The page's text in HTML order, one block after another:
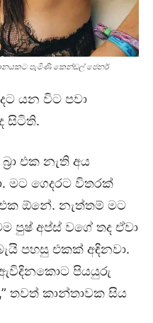
පැමිණි කෙන්ඩල් ජෙනර්
යන විට පවා
සිටිති.
එක නැති අය
මට ගෙදරට විතරක්
එක ඕනේ. නැත්තම් මට
පුෂ් අප්ස් වගේ තද ඒවා
පහසු එකක් අඳිනවා.
පියයුරු
තවත් කාන්තාවක සිය